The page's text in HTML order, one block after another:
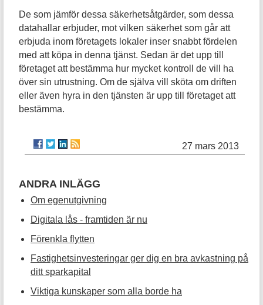
De som jämför dessa säkerhetsåtgärder, som dessa
datahallar erbjuder, mot vilken säkerhet som går att
erbjuda inom företagets lokaler inser snabbt fördelen
med att köpa in denna tjänst. Sedan är det upp till
företaget att bestämma hur mycket kontroll de vill ha
över sin utrustning. Om de själva vill sköta om driften
eller även hyra in den tjänsten är upp till företaget att
bestämma.
27 mars 2013
ANDRA INLÄGG
Om egenutgivning
Digitala lås - framtiden är nu
Förenkla flytten
Fastighetsinvesteringar ger dig en bra avkastning på
ditt sparkapital
Viktiga kunskaper som alla borde ha